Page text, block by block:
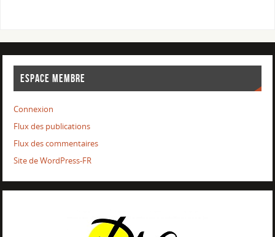
ESPACE MEMBRE
Connexion
Flux des publications
Flux des commentaires
Site de WordPress-FR